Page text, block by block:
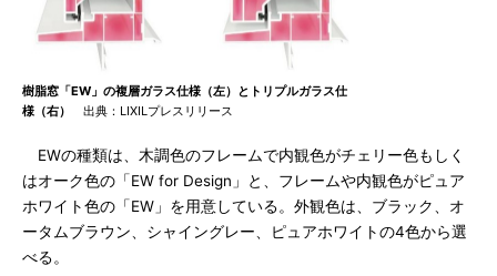
樹脂窓「EW」の複層ガラス仕様（左）とトリプルガラス仕
様（右）
出典：LIXILプレスリリース
EWの種類は、木調色のフレームで内観色がチェリー色もしく
はオーク色の「EW for Design」と、フレームや内観色がピュア
ホワイト色の「EW」を用意している。外観色は、ブラック、オ
ータムブラウン、シャイングレー、ピュアホワイトの4色から選
べる。